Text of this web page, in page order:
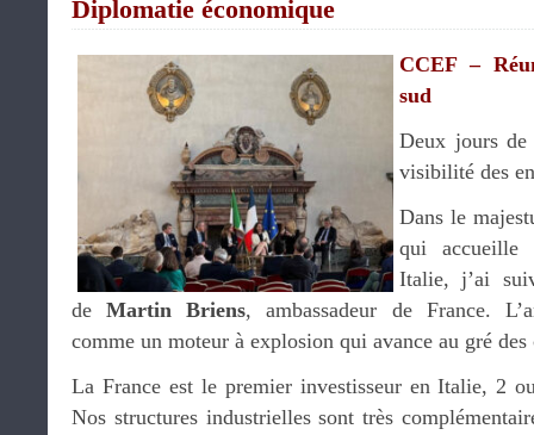
Diplomatie économique
CCEF –
sud
Deux jours
visibilité des
Dans le
qui accueille
Italie, j’ai
deMartin Briens, ambassadeur de France.
comme un moteur à explosion qui avance au gré des
La France est le premier investisseur en Italie, 2
Nos structures industrielles sont très